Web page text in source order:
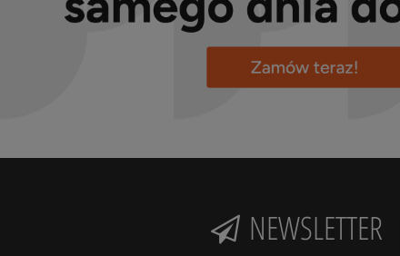
NEWSLETTER